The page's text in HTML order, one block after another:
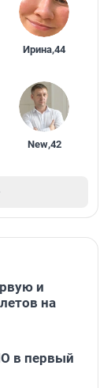
Ирина,44
New,42
и
на
в первый